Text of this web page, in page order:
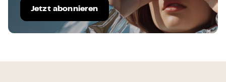
Jetzt abonnieren